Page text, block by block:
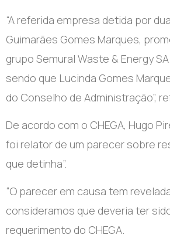
“A referida empresa detida por
Guimarães Gomes Marques,
grupo Semural Waste & Energy
sendo que Lucinda Gomes
do Conselho de Administração”,
De acordo com o CHEGA, Hugo
foi relator de um parecer sobre
que detinha”.
“O parecer em causa tem
consideramos que deveria ter
requerimento do CHEGA.